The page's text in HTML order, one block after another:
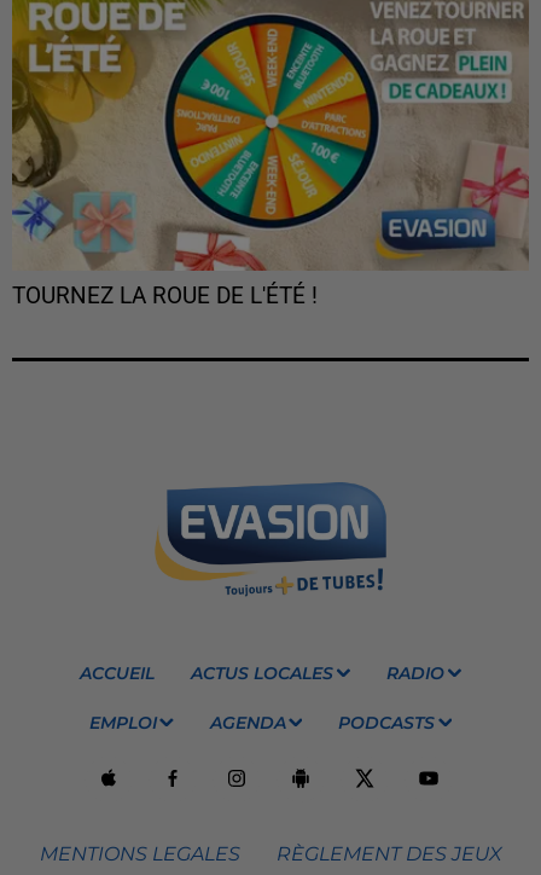
TOURNEZ LA ROUE DE L'ÉTÉ !
ACCUEIL ACTUS LOCALES RADIO
EMPLOI AGENDA PODCASTS
MENTIONS LEGALES RÈGLEMENT DES JEUX